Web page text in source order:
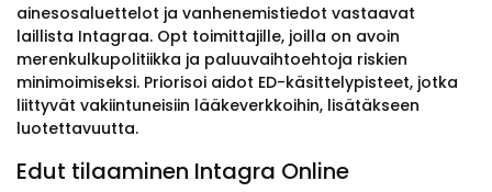
ainesosaluettelot ja vanhenemistiedot vastaavat
laillista Intagraa. Opt toimittajille, joilla on avoin
merenkulkupolitiikka ja paluuvaihtoehtoja riskien
minimoimiseksi. Priorisoi aidot ED-käsittelypisteet, jotka
liittyvät vakiintuneisiin lääkeverkkoihin, lisätäkseen
luotettavuutta.
Edut tilaaminen Intagra Online